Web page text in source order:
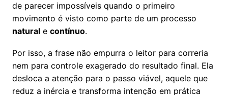
de parecer impossíveis quando o primeiro
movimento é visto como parte de um processo
natural e contínuo.
Por isso, a frase não empurra o leitor para correria
nem para controle exagerado do resultado final. Ela
desloca a atenção para o passo viável, aquele que
reduz a inércia e transforma intenção em prática